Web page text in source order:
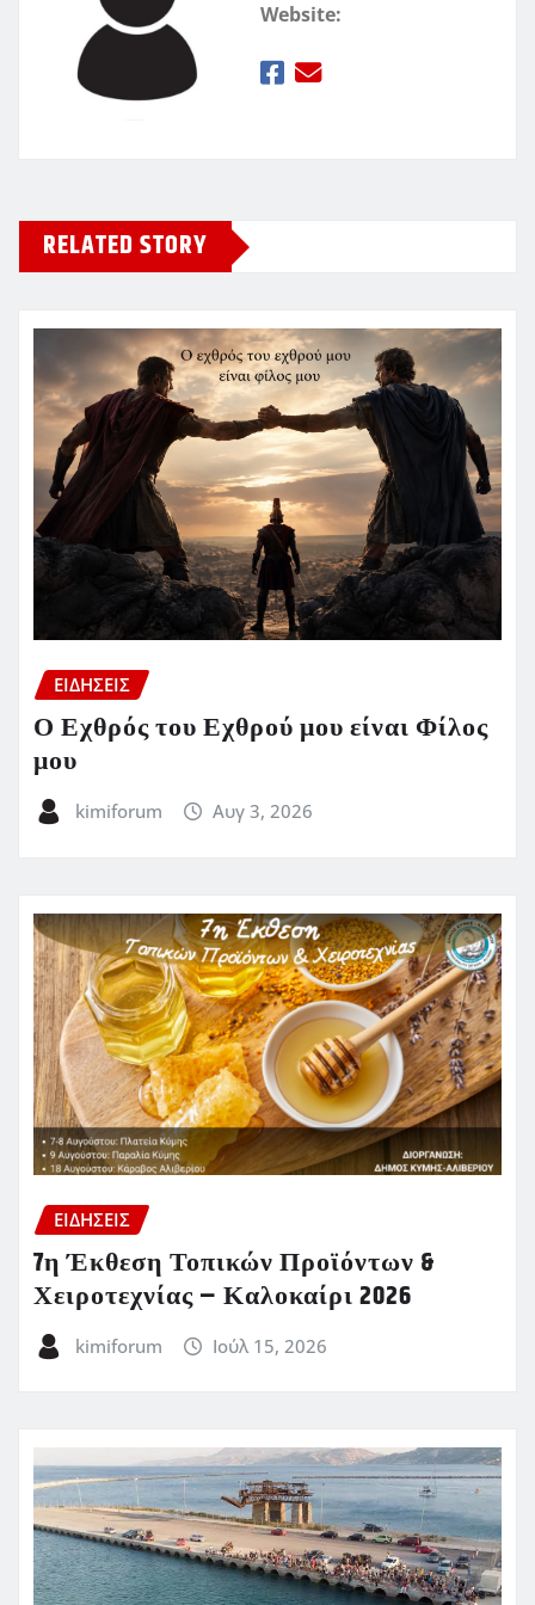
Website:
RELATED STORY
ΕΙΔΗΣΕΙΣ
Ο Εχθρός του Εχθρού μου είναι Φίλος
μου
kimiforum Αυγ 3, 2026
ΕΙΔΗΣΕΙΣ
7η Έκθεση Τοπικών Προϊόντων &
Χειροτεχνίας – Καλοκαίρι 2026
kimiforum Ιούλ 15, 2026